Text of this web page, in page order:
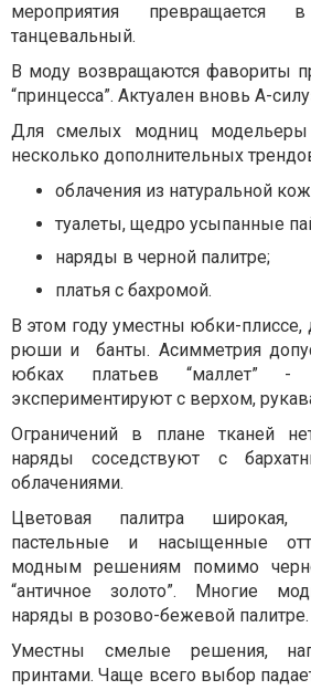
мероприятия превращается
танцевальный.
В моду возвращаются фавориты
“принцесса”. Актуален вновь А-
Для смелых модниц модельеры
несколько дополнительных
облачения из натуральной
туалеты, щедро усыпанные
наряды в черной палитре;
платья с бахромой.
В этом году уместны юбки-плиссе,
рюши и банты. Асимметрия
юбках платьев “маллет” -
экспериментируют с верхом,
Ограничений в плане тканей
наряды соседствуют с
облачениями.
Цветовая палитра широкая,
пастельные и насыщенные
модным решениям помимо
“античное золото”. Многие
наряды в розово-бежевой палитре.
Уместны смелые решения,
принтами. Чаще всего выбор